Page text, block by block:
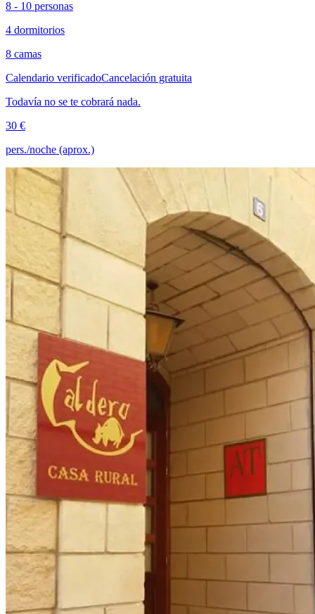
8 - 10 personas
4 dormitorios
8 camas
Calendario verificadoCancelación gratuita
Todavía no se te cobrará nada.
30 €
pers./noche (aprox.)